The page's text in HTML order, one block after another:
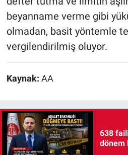
beyanname verme gibi
olmadan, basit yöntemle
vergilendirilmiş oluyor.
Kaynak: AA
638
dönem